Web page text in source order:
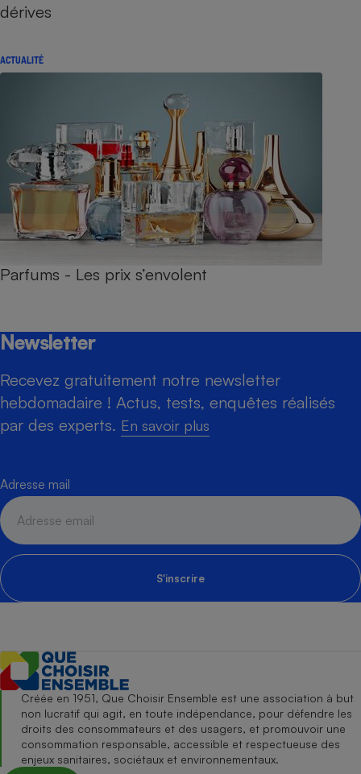
dérives
ACTUALITÉ
Parfums - Les prix s’envolent
Newsletter
Recevez gratuitement notre newsletter
hebdomadaire ! Actus, tests, enquêtes réalisés
par des experts. En savoir plus
Adresse mail
S'inscrire
Créée en 1951, Que Choisir Ensemble est une association à but
non lucratif qui agit, en toute indépendance, pour défendre les
droits des consommateurs et des usagers, et promouvoir une
consommation responsable, accessible et respectueuse des
enjeux sanitaires, sociétaux et environnementaux.